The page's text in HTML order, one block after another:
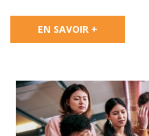
EN SAVOIR +